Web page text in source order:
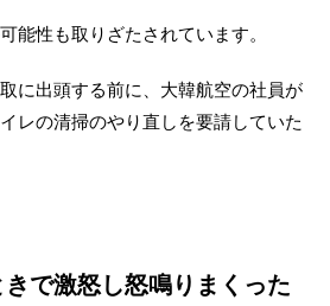
能性も取りざたされています。
に出頭する前に、大韓航空の社員が
レの清掃のやり直しを要請していた
で激怒し怒鳴りまくった